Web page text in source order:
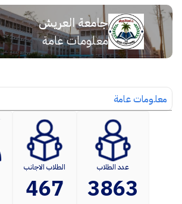
جامعة العريش
معلومات عامة
معلومات عامة
عدد الطلاب
3863
الطلاب الاجانب
467